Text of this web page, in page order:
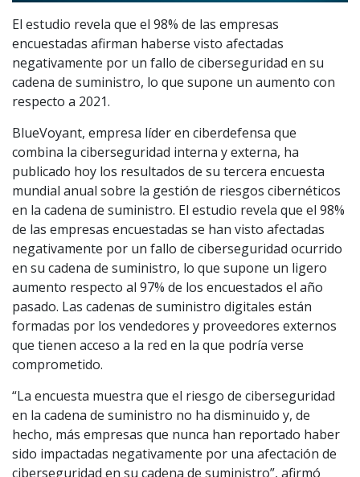
El estudio revela que el 98% de las empresas
encuestadas afirman haberse visto afectadas
negativamente por un fallo de ciberseguridad en su
cadena de suministro, lo que supone un aumento con
respecto a 2021.
BlueVoyant, empresa líder en ciberdefensa que
combina la ciberseguridad interna y externa, ha
publicado hoy los resultados de su tercera encuesta
mundial anual sobre la gestión de riesgos cibernéticos
en la cadena de suministro. El estudio revela que el 98%
de las empresas encuestadas se han visto afectadas
negativamente por un fallo de ciberseguridad ocurrido
en su cadena de suministro, lo que supone un ligero
aumento respecto al 97% de los encuestados el año
pasado. Las cadenas de suministro digitales están
formadas por los vendedores y proveedores externos
que tienen acceso a la red en la que podría verse
comprometido.
“La encuesta muestra que el riesgo de ciberseguridad
en la cadena de suministro no ha disminuido y, de
hecho, más empresas que nunca han reportado haber
sido impactadas negativamente por una afectación de
ciberseguridad en su cadena de suministro”, afirmó